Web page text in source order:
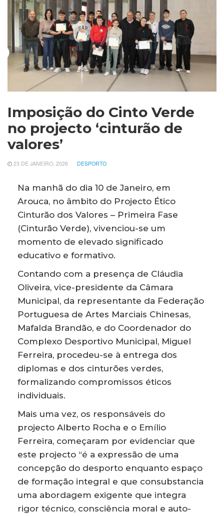
Imposição do Cinto Verde
no projecto ‘cinturão de
valores’
23 DE JANEIRO, 2026 DESPORTO
Na manhã do dia 10 de Janeiro, em
Arouca, no âmbito do Projecto Ético
Cinturão dos Valores – Primeira Fase
(Cinturão Verde), vivenciou-se um
momento de elevado significado
educativo e formativo.
Contando com a presença de Cláudia
Oliveira, vice-presidente da Câmara
Municipal, da representante da Federação
Portuguesa de Artes Marciais Chinesas,
Mafalda Brandão, e do Coordenador do
Complexo Desportivo Municipal, Miguel
Ferreira, procedeu-se à entrega dos
diplomas e dos cinturões verdes,
formalizando compromissos éticos
individuais.
Mais uma vez, os responsáveis do
projecto Alberto Rocha e o Emílio
Ferreira, começaram por evidenciar que
este projecto “é a expressão de uma
concepção do desporto enquanto espaço
de formação integral e que consubstancia
uma abordagem exigente que integra
rigor técnico, consciência moral e auto-